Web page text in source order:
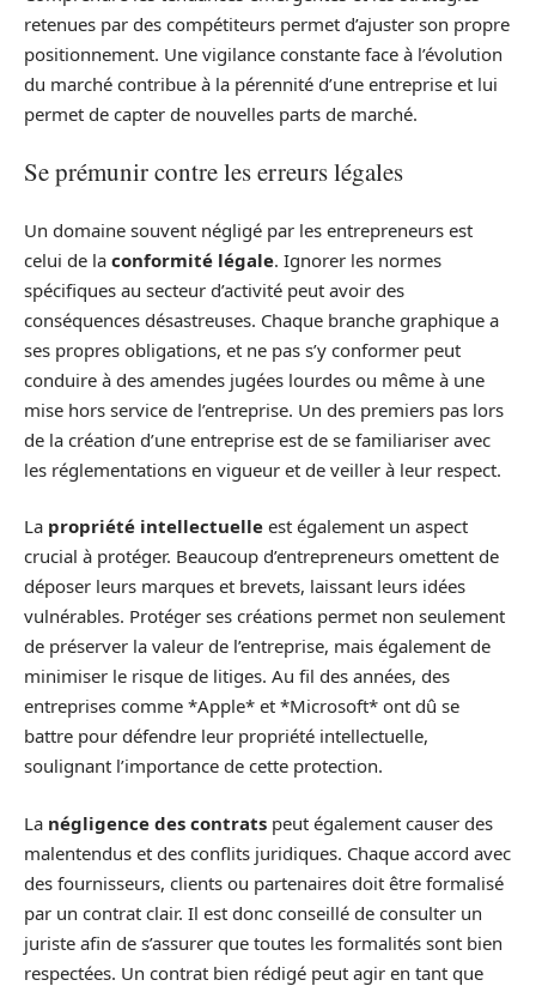
retenues par des compétiteurs permet d’ajuster son propre
positionnement. Une vigilance constante face à l’évolution
du marché contribue à la pérennité d’une entreprise et lui
permet de capter de nouvelles parts de marché.
Se prémunir contre les erreurs légales
Un domaine souvent négligé par les entrepreneurs est
celui de la conformité légale. Ignorer les normes
spécifiques au secteur d’activité peut avoir des
conséquences désastreuses. Chaque branche graphique a
ses propres obligations, et ne pas s’y conformer peut
conduire à des amendes jugées lourdes ou même à une
mise hors service de l’entreprise. Un des premiers pas lors
de la création d’une entreprise est de se familiariser avec
les réglementations en vigueur et de veiller à leur respect.
La propriété intellectuelle est également un aspect
crucial à protéger. Beaucoup d’entrepreneurs omettent de
déposer leurs marques et brevets, laissant leurs idées
vulnérables. Protéger ses créations permet non seulement
de préserver la valeur de l’entreprise, mais également de
minimiser le risque de litiges. Au fil des années, des
entreprises comme *Apple* et *Microsoft* ont dû se
battre pour défendre leur propriété intellectuelle,
soulignant l’importance de cette protection.
La négligence des contrats peut également causer des
malentendus et des conflits juridiques. Chaque accord avec
des fournisseurs, clients ou partenaires doit être formalisé
par un contrat clair. Il est donc conseillé de consulter un
juriste afin de s’assurer que toutes les formalités sont bien
respectées. Un contrat bien rédigé peut agir en tant que